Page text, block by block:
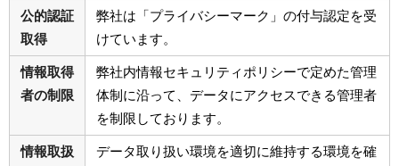
公的認証
取得
弊社は「プライバシーマーク」の付与認定を受
けています。
情報取得
者の制限
弊社内情報セキュリティポリシーで定めた管理
体制に沿って、データにアクセスできる管理者
を制限しております。
情報取扱
データ取り扱い環境を適切に維持する環境を確